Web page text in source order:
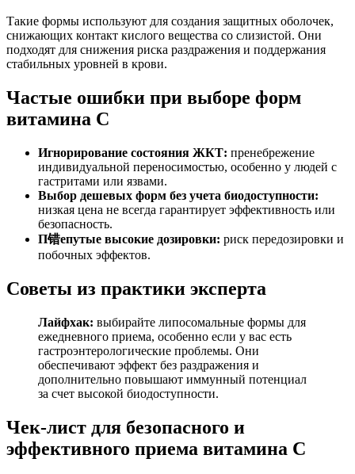
Такие формы используют для создания защитных оболочек,
снижающих контакт кислого вещества со слизистой. Они
подходят для снижения риска раздражения и поддержания
стабильных уровней в крови.
Частые ошибки при выборе форм
витамина C
Игнорирование состояния ЖКТ: пренебрежение
индивидуальной переносимостью, особенно у людей с
гастритами или язвами.
Выбор дешевых форм без учета биодоступности:
низкая цена не всегда гарантирует эффективность или
безопасность.
П错епутые высокие дозировки: риск передозировки и
побочных эффектов.
Советы из практики эксперта
Лайфхак: выбирайте липосомальные формы для
ежедневного приема, особенно если у вас есть
гастроэнтерологические проблемы. Они
обеспечивают эффект без раздражения и
дополнительно повышают иммунный потенциал
за счет высокой биодоступности.
Чек-лист для безопасного и
эффективного приема витамина C